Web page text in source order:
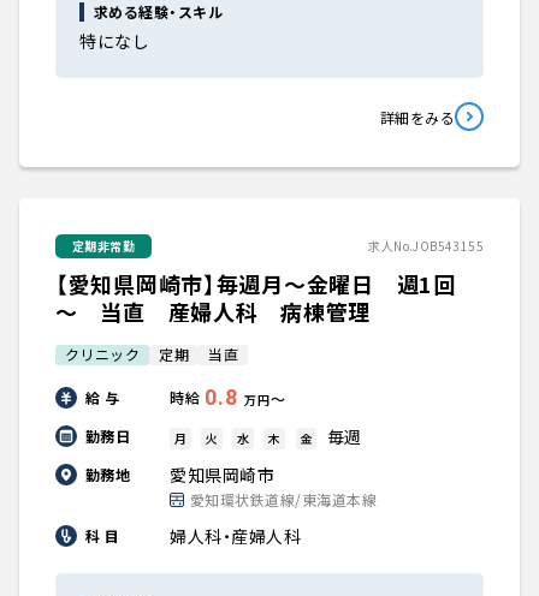
求める経験・スキル
特になし
詳細をみる
定期非常勤 求人No.JOB543155
【愛知県岡崎市】毎週月～金曜日 週1回
～ 当直 産婦人科 病棟管理
クリニック 定期 当直
給 与 時給 0.8 万円〜
勤務日
月 火 水 木 金 毎週
勤務地 愛知県岡崎市
愛知環状鉄道線/東海道本線
科 目
婦人科・産婦人科